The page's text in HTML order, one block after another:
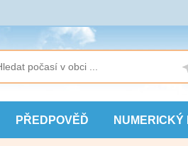
PŘEDPOVĚĎ NUMERICKÝ